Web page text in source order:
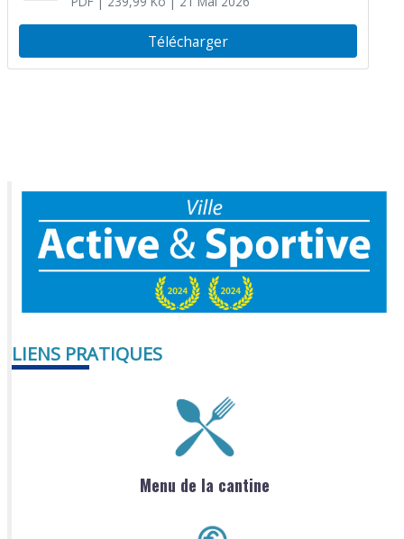
Télécharger
LIENS PRATIQUES
Menu de la cantine